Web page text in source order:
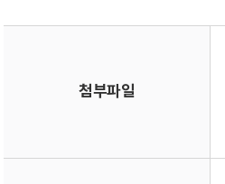
첨부파일